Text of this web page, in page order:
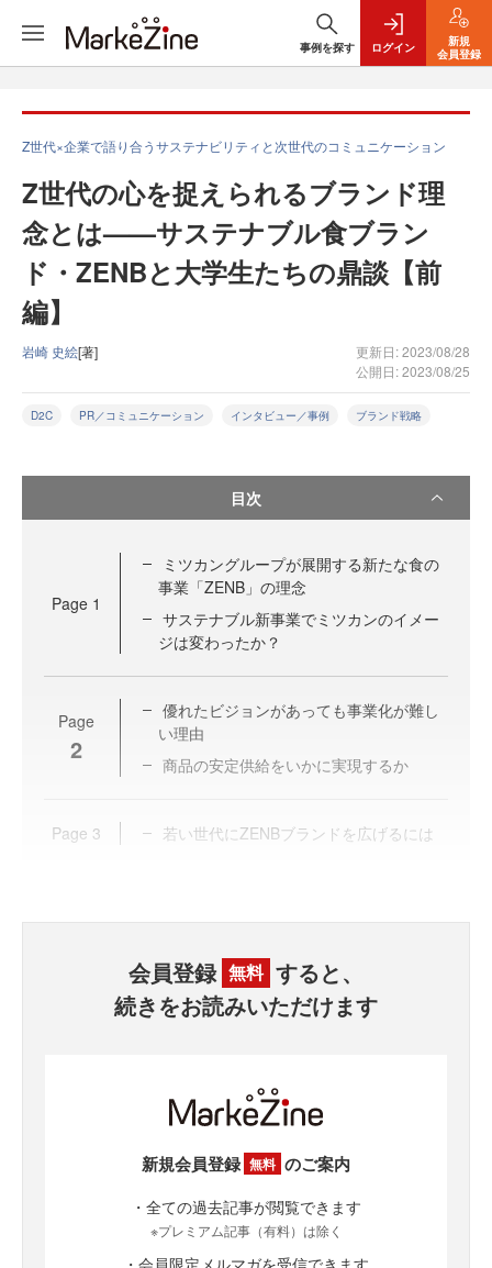
事例を探す ログイン
新規
会員登録
Z世代×企業で語り合うサステナビリティと次世代のコミュニケーション
Z世代の心を捉えられるブランド理
念とは——サステナブル食ブラン
ド・ZENBと大学生たちの鼎談【前
編】
岩崎 史絵[著]
更新日: 2023/08/28
公開日: 2023/08/25
D2C PR／コミュニケーション インタビュー／事例 ブランド戦略
目次
Page 1
ミツカングループが展開する新たな食の
事業「ZENB」の理念
サステナブル新事業でミツカンのイメー
ジは変わったか？
Page
2
優れたビジョンがあっても事業化が難し
い理由
商品の安定供給をいかに実現するか
Page 3 若い世代にZENBブランドを広げるには
会員登録 無料 すると、
続きをお読みいただけます
新規会員登録 無料 のご案内
・全ての過去記事が閲覧できます
※プレミアム記事（有料）は除く
・会員限定メルマガを受信できます